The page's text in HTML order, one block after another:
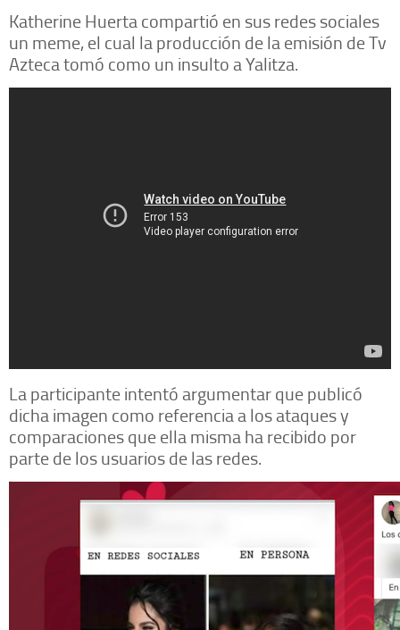
Katherine Huerta compartió en sus redes sociales
un meme, el cual la producción de la emisión de Tv
Azteca tomó como un insulto a Yalitza.
La participante intentó argumentar que publicó
dicha imagen como referencia a los ataques y
comparaciones que ella misma ha recibido por
parte de los usuarios de las redes.